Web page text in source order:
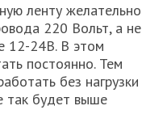
ленту желательно
220 Вольт, а не
12-24В. В этом
постоянно. Тем
без нагрузки
так будет выше